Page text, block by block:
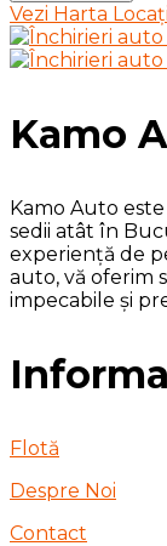
Vezi Harta
Kamo
Kamo Auto
sedii atât în
experiență de
auto, vă oferim
impecabile și
Flotă
Despre Noi
Contact